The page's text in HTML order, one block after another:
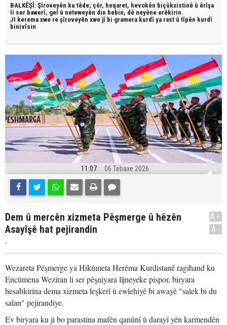
BALKÊŞÎ: Şîroveyên ku têde; çêr, heqaret, hevokên biçûkxistinê û êrîşa
li ser bawerî, gel û neteweyên din hebin, dê neyêne erêkirin.
JI kerema xwe re şîroveyên xwe jî bi gramera kurdî ya rast û tîpên kurdî
binivîsin
11:07 06 Tebaxe 2026
Dem û mercên xizmeta Pêşmerge û hêzên
Asayîşê hat pejirandin
.
A+
A-
Wezareta Pêşmerge ya Hikûmeta Herêma Kurdistanê ragihand ku
Encûmena Wezîran li ser pêşniyara lîjneyeke pispor, biryara
hesabkirina dema xizmeta leşkerî û ewlehiyê bi awayê "salek bi du
salan" pejirandiye.
Ev biryara ku ji bo parastina mafên qanûnî û darayî yên karmendên